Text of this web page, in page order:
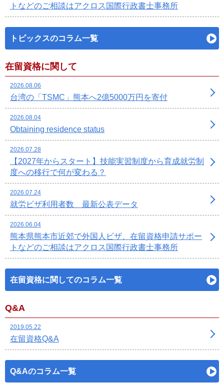
トなどのご相談はアクロス国際行政書士事務所
トピックスのコラム一覧
在留資格に関して
2026.08.06
台湾の「TSMC」熊本へ2億5000万円を寄付
2026.08.04
Obtaining residence status
2026.07.28
【2027年からスタート】技能実習制度から育成就労制
度への移行で何が変わる？
2026.07.24
就労ビザ利用者数 最新公表データ
2026.06.04
熊本県熊本市近郊で外国人ビザ、在留資格申請サポー
トなどのご相談はアクロス国際行政書士事務所
在留資格に関してのコラム一覧
Q&A
2019.05.22
在留資格Q&A
Q&Aのコラム一覧